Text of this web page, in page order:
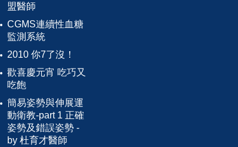
盟醫師
CGMS連續性血糖
監測系統
2010 你7了沒！
歡喜慶元宵 吃巧又
吃飽
簡易姿勢與伸展運
動衛教-part 1 正確
姿勢及錯誤姿勢 -
by 杜育才醫師